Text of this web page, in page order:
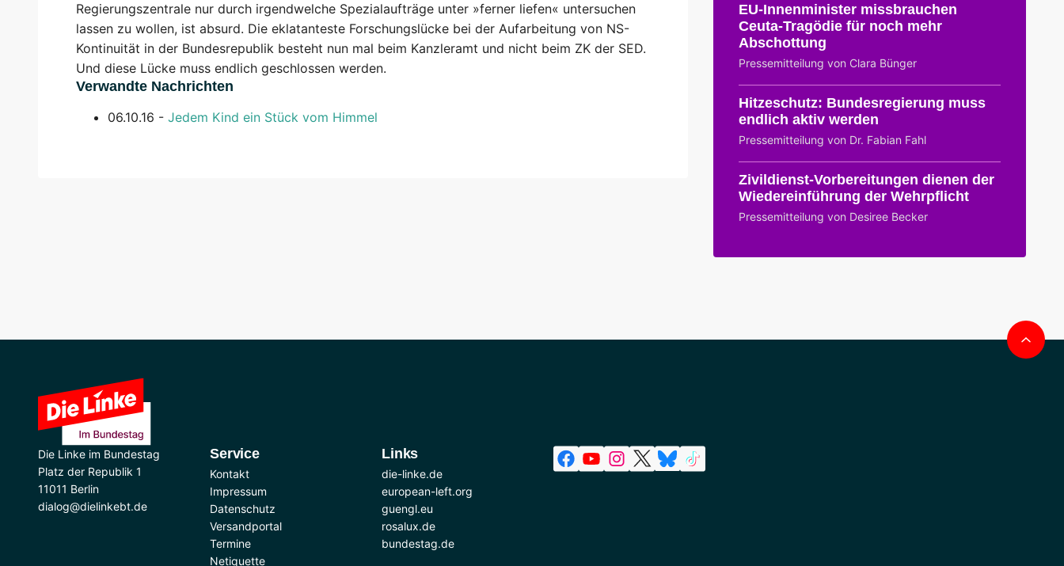
Regierungszentrale nur durch irgendwelche Spezialaufträge unter »ferner liefen« untersuchen
lassen zu wollen, ist absurd. Die eklatanteste Forschungslücke bei der Aufarbeitung von NS-
Kontinuität in der Bundesrepublik besteht nun mal beim Kanzleramt und nicht beim ZK der SED.
Und diese Lücke muss endlich geschlossen werden.
Verwandte Nachrichten
06.10.16 - Jedem Kind ein Stück vom Himmel
EU-Innenminister missbrauchen
Ceuta-Tragödie für noch mehr
Abschottung
Pressemitteilung von Clara Bünger
Hitzeschutz: Bundesregierung muss
endlich aktiv werden
Pressemitteilung von Dr. Fabian Fahl
Zivildienst-Vorbereitungen dienen der
Wiedereinführung der Wehrpflicht
Pressemitteilung von Desiree Becker
Die Linke im Bundestag
Platz der Republik 1
11011 Berlin
dialog@dielinkebt.de
Service
Kontakt
Impressum
Datenschutz
Versandportal
Termine
Netiquette
Links
die-linke.de
european-left.org
guengl.eu
rosalux.de
bundestag.de